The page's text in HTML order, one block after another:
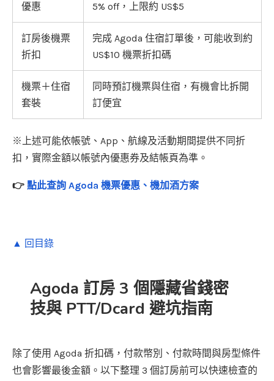
優惠
5% off，上限約 US$5
訂房後機票
折扣
完成 Agoda 住宿訂單後，可能收到約
US$10 機票折扣碼
機票＋住宿
套裝
同時預訂機票與住宿，有機會比拆開
訂便宜
※上述可能依帳號、App、航線及活動期間提供不同折
扣，實際金額以帳號內優惠券及結帳頁為準。
👉 點此查詢 Agoda 機票優惠、機加酒方案
▲ 回目錄
Agoda 訂房 3 個隱藏省錢密
技與 PTT/Dcard 避坑指南
除了使用 Agoda 折扣碼，付款幣別、付款時間與房型條件
也會影響最後金額。以下整理 3 個訂房前可以快速檢查的